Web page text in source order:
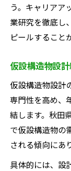
う。キャリアア
業研究を徹底し
ピールすること
仮設構造物設
仮設構造物設計
専門性を高め、
結します。秋田
で仮設構造物の
される傾向にあ
具体的には、設